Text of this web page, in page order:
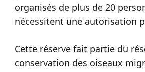
organisés de plus de 20
nécessitent une autorisation
Cette réserve fait partie du
conservation des oiseaux